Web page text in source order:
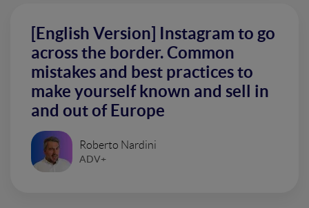
[English Version] Instagram to go
across the border. Common
mistakes and best practices to
make yourself known and sell in
and out of Europe
Roberto Nardini
ADV+